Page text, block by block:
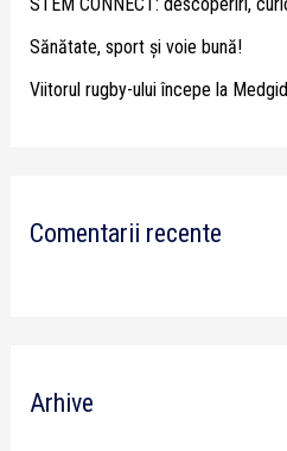
:
Sănătate, sport și voie bună!
Viitorul rugby-ului începe la
Comentarii recente
Arhive